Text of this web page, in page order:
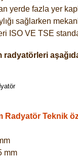
yerde fazla yer
sağlarken
ISO VE TSE
radyatörleri
Radyatör Teknik
mm